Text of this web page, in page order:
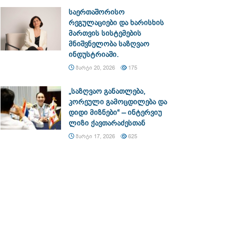
საერთაშორისო
რეგულაციები და ხარისხის
მართვის სისტემების
მნიშვნელობა საზღვაო
ინდუსტრიაში.
ᲛᲐᲠᲢᲘ 20, 2026 175
„საზღვაო განათლება,
კორეული გამოცდილება და
დიდი მიზნები“ – ინტერვიუ
ლიზი ქავთარაძესთან
ᲛᲐᲠᲢᲘ 17, 2026 625